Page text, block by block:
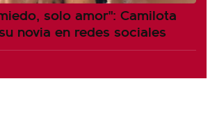
solo amor": Camilota
novia en redes sociales